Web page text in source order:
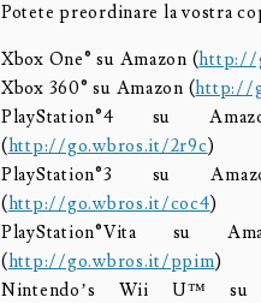
Potete preordinare la vostra
Xbox One® su Amazon (http://
Xbox 360® su Amazon (http://
PlayStation®4 su
(http://go.wbros.it/2r9c)
PlayStation®3 su
(http://go.wbros.it/coc4)
PlayStation®Vita su
(http://go.wbros.it/ppim)
Nintendo’s Wii U™ su